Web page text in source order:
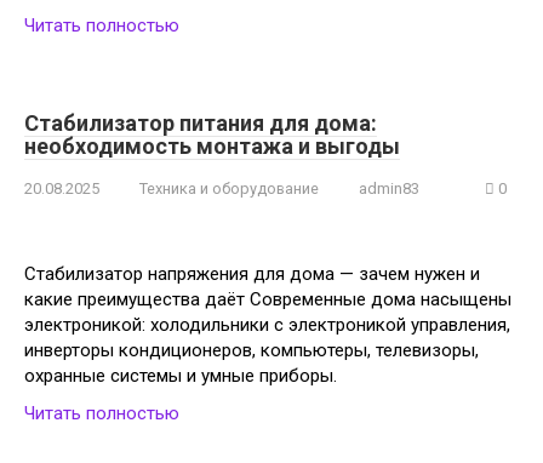
Читать полностью
Стабилизатор питания для дома:
необходимость монтажа и выгоды
20.08.2025 Техника и оборудование admin83 0
Стабилизатор напряжения для дома — зачем нужен и
какие преимущества даёт Современные дома насыщены
электроникой: холодильники с электроникой управления,
инверторы кондиционеров, компьютеры, телевизоры,
охранные системы и умные приборы.
Читать полностью